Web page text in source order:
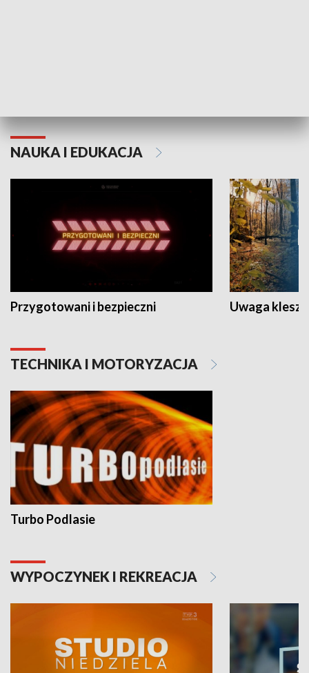
NAUKA I EDUKACJA
Przygotowani i bezpieczni Uwaga
TECHNIKA I MOTORYZACJA
Turbo Podlasie
WYPOCZYNEK I REKREACJA